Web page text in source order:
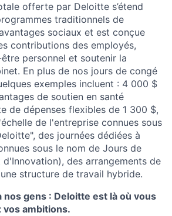
offerte par Deloitte s’étend
traditionnels de
sociaux et est conçue
contributions des employés,
personnel et soutenir la
En plus de nos jours de congé
exemples incluent : 4 000 $
de soutien en santé
de dépenses flexibles de 1 300 $,
de l'entreprise connues sous
des journées dédiées à
sous le nom de Jours de
des arrangements de
structure de travail hybride.
nos gens : Deloitte est là où vous
ambitions.